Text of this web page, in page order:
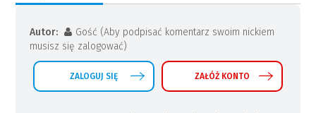
Autor:
Gość (Aby podpisać komentarz swoim nickiem
musisz się zalogować)
ZALOGUJ SIĘ ZAŁÓŻ KONTO